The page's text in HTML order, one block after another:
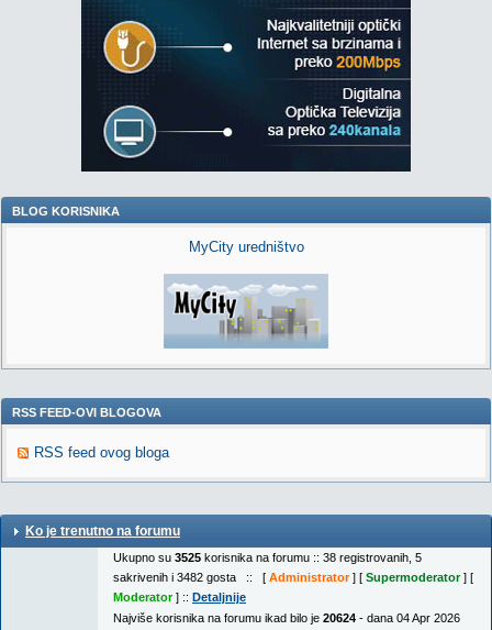
BLOG KORISNIKA
MyCity uredništvo
RSS FEED-OVI BLOGOVA
RSS feed ovog bloga
Ko je trenutno na forumu
Ukupno su 3525 korisnika na forumu :: 38 registrovanih, 5
sakrivenih i 3482 gosta :: [ Administrator] [ Supermoderator] [
Moderator] :: Detaljnije
Najviše korisnika na forumu ikad bilo je 20624 - dana 04 Apr 2026